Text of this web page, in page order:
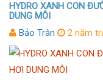
HYDRO XANH CON
DUNG MÔI
Bảo Trân
2 năm